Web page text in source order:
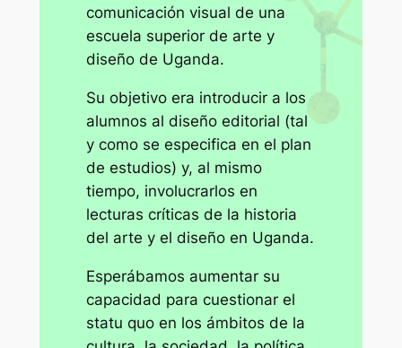
comunicación visual de una
escuela superior de arte y
diseño de Uganda.
Su objetivo era introducir a los
alumnos al diseño editorial (tal
y como se especifica en el plan
de estudios) y, al mismo
tiempo, involucrarlos en
lecturas críticas de la historia
del arte y el diseño en Uganda.
Esperábamos aumentar su
capacidad para cuestionar el
statu quo en los ámbitos de la